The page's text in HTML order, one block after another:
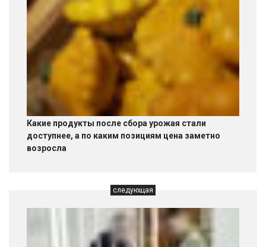
Какие продукты после сбора урожая стали
доступнее, а по каким позициям цена заметно
возросла
следующая